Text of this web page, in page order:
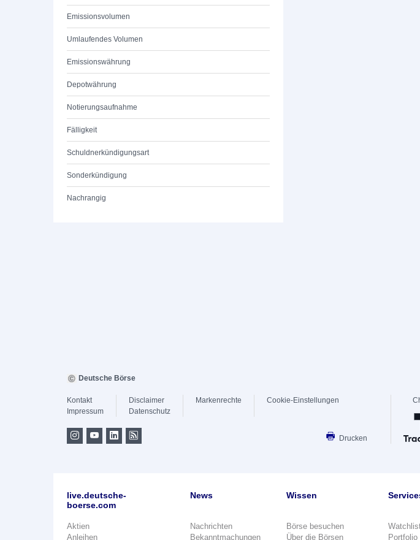
Emissionsvolumen
Umlaufendes Volumen
Emissionswährung
Depotwährung
Notierungsaufnahme
Fälligkeit
Schuldnerkündigungsart
Sonderkündigung
Nachrangig
Deutsche Börse
Kontakt
Impressum
Disclaimer
Datenschutz
Markenrechte Cookie-Einstellungen
Drucken
live.deutsche-
boerse.com
Aktien
Anleihen
News
Nachrichten
Bekanntmachungen
Wissen
Börse besuchen
Über die Börsen
Portfolio